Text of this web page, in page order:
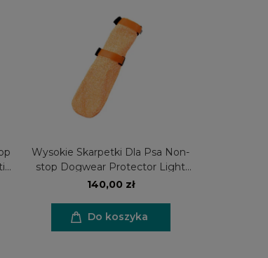
Wysokie Skarpetki Dla Psa Non-
stop Dogwear Protector Light
Socks High 4 sztuki
140,00 zł
Do koszyka